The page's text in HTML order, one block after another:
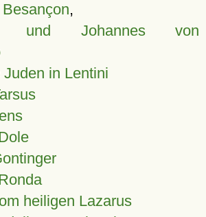
,
und Johannes von
in Lentini
heiligen Lazarus